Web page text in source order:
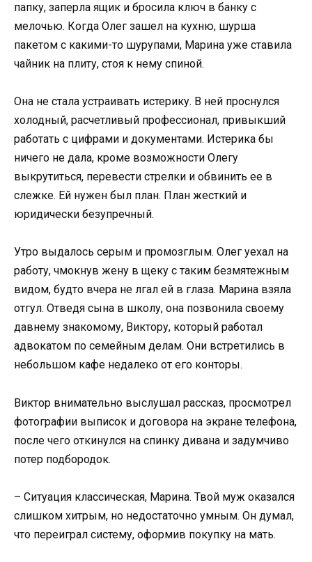
папку, заперла ящик и бросила ключ в банку с
мелочью. Когда Олег зашел на кухню, шурша
пакетом с какими-то шурупами, Марина уже ставила
чайник на плиту, стоя к нему спиной.
Она не стала устраивать истерику. В ней проснулся
холодный, расчетливый профессионал, привыкший
работать с цифрами и документами. Истерика бы
ничего не дала, кроме возможности Олегу
выкрутиться, перевести стрелки и обвинить ее в
слежке. Ей нужен был план. План жесткий и
юридически безупречный.
Утро выдалось серым и промозглым. Олег уехал на
работу, чмокнув жену в щеку с таким безмятежным
видом, будто вчера не лгал ей в глаза. Марина взяла
отгул. Отведя сына в школу, она позвонила своему
давнему знакомому, Виктору, который работал
адвокатом по семейным делам. Они встретились в
небольшом кафе недалеко от его конторы.
Виктор внимательно выслушал рассказ, просмотрел
фотографии выписок и договора на экране телефона,
после чего откинулся на спинку дивана и задумчиво
потер подбородок.
– Ситуация классическая, Марина. Твой муж оказался
слишком хитрым, но недостаточно умным. Он думал,
что переиграл систему, оформив покупку на мать.